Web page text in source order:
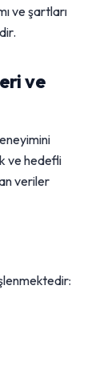
ve şartları
ve
ve hedefli
veriler